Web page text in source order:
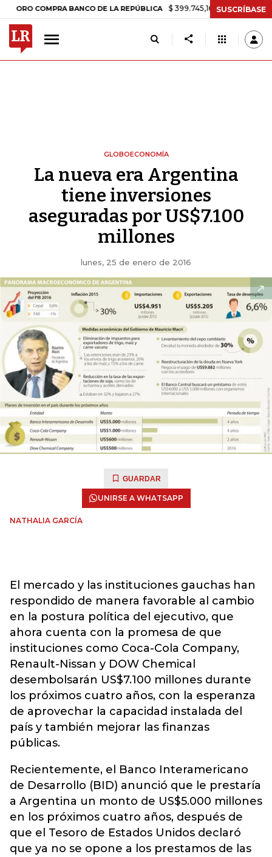
COMPRA BANCO DE LA REPÚBLICA $ 399.745,16 +$ 2.295,71 +0,58%
SUSCRÍBASE
GLOBOECONOMÍA
La nueva era Argentina
tiene inversiones
aseguradas por US$7.100
millones
lunes, 25 de enero de 2016
GUARDAR
UNIRSE A WHATSAPP
NATHALIA GARCÍA
El mercado y las instituciones gauchas han
respondido de manera favorable al cambio
en la postura política del ejecutivo, que
ahora cuenta con la promesa de que
instituciones como Coca-Cola Company,
Renault-Nissan y DOW Chemical
desembolsarán US$7.100 millones durante
los próximos cuatro años, con la esperanza
de aprovechar la capacidad instalada del
país y también mejorar las finanzas
públicas.
Recientemente, el Banco Interamericano
de Desarrollo (BID) anunció que le prestaría
a Argentina un monto de US$5.000 millones
en los próximos cuatro años, después de
que el Tesoro de Estados Unidos declaró
que ya no se opone a los prestamos de las